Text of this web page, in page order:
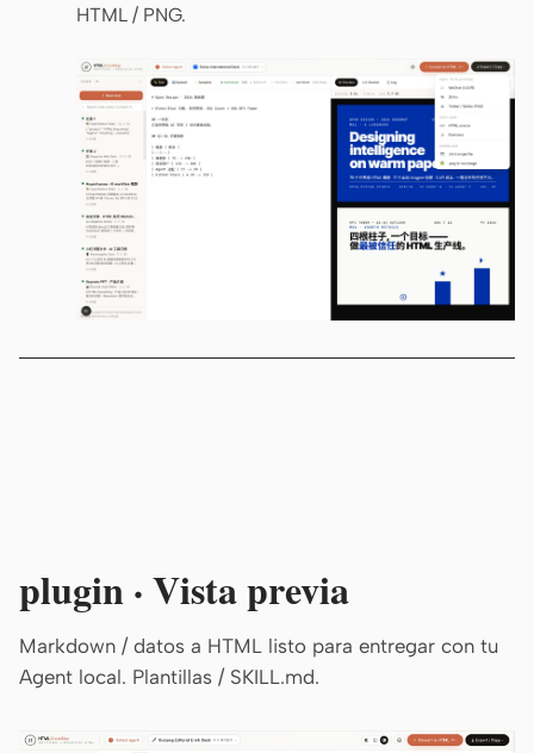
HTML / PNG.
plugin · Vista previa
Markdown / datos a HTML listo para entregar con tu
Agent local. Plantillas / SKILL.md.